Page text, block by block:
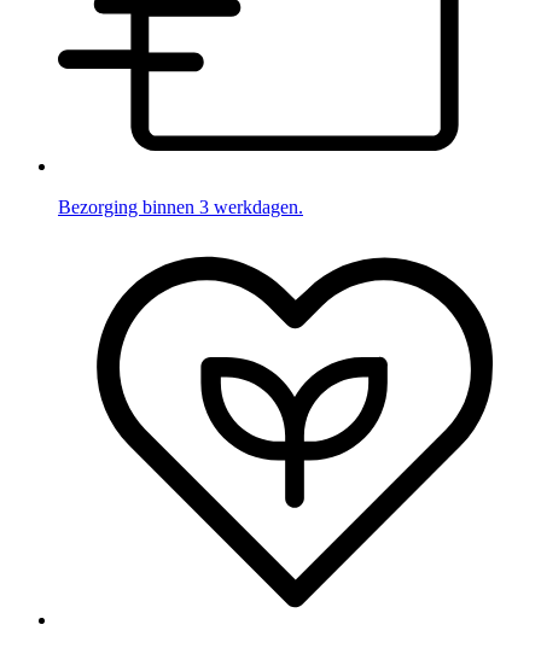
Bezorging binnen 3 werkdagen.